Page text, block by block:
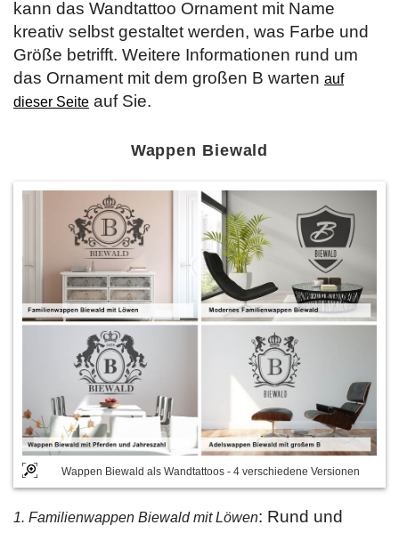
kann das Wandtattoo Ornament mit Name
kreativ selbst gestaltet werden, was Farbe und
Größe betrifft. Weitere Informationen rund um
das Ornament mit dem großen B warten auf
dieser Seite auf Sie.
Wappen Biewald
Wappen Biewald als Wandtattoos - 4 verschiedene Versionen
1. Familienwappen Biewald mit Löwen: Rund und